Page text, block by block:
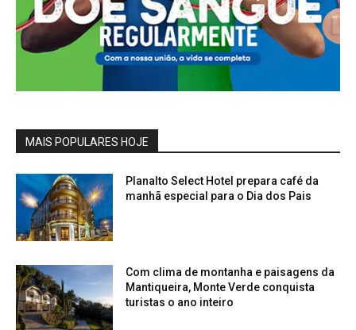
MAIS POPULARES HOJE
Planalto Select Hotel prepara café da
manhã especial para o Dia dos Pais
Com clima de montanha e paisagens da
Mantiqueira, Monte Verde conquista
turistas o ano inteiro